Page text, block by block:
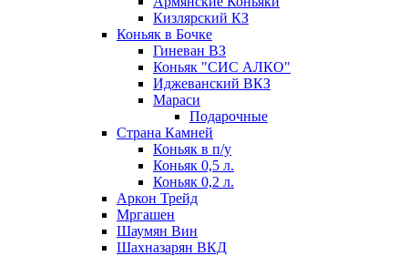
Кизлярский КЗ
Коньяк в Бочке
Гиневан ВЗ
Коньяк "СИС АЛКО"
Иджеванский ВКЗ
Мараси
Подарочные
Страна Камней
Коньяк в п/у
Коньяк 0,5 л.
Коньяк 0,2 л.
Аркон Трейд
Мргашен
Шаумян Вин
Шахназарян ВКД